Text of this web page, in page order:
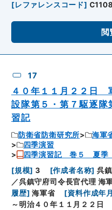
[レファレンスコード]
閲
17
４０年１１月２２日
設隊第５・第７駆逐隊
習記
防衛省防衛研究所 海軍
四季演習
四季演習記 巻５ 夏季
[規模] 3 [作成者名称] 呉
／呉鎮守府司令長官代理 海
履歴] 海軍省 [資料作成年
～明治４０年１１月２２日